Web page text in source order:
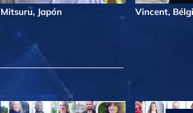
Mitsuru, Japón Vincent,